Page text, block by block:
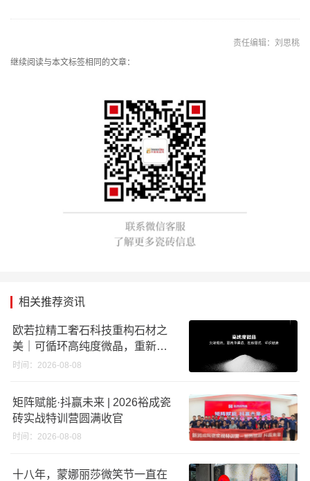
责任编辑：刘思桃
继续阅读与本文标签相同的文章：
相关推荐资讯
欧若拉精工奢石科技重构石材之
美｜可循环高纯度微晶，重新定
义高端奢石原料
时间：2026-08-08
矩阵赋能·抖赢未来 | 2026裕成瓷
砖实战特训营圆满收官
时间：2026-08-08
十八年，蒙娜丽莎微笑节一直在